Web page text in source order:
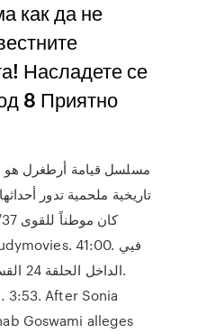
как да не
Насладете се
8 Приятно
تاريخية ملحمية تدور
3:53. After Sonia
Goswami alleges